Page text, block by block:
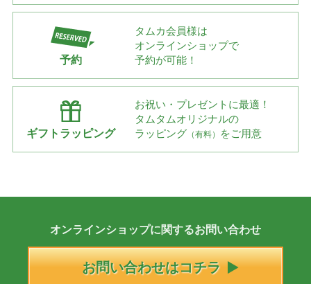
予約
タムカ会員様は
オンラインショップで
予約が可能！
ギフトラッピング
お祝い・プレゼントに最適！
タムタムオリジナルの
ラッピング （有料） をご用意
オンラインショップに関するお問い合わせ
お問い合わせはコチラ